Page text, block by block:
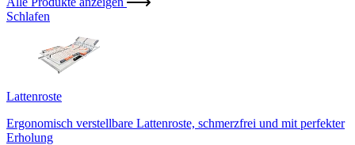
Schlafen
Lattenroste
Ergonomisch verstellbare Lattenroste, schmerzfrei und mit perfekter
Erholung